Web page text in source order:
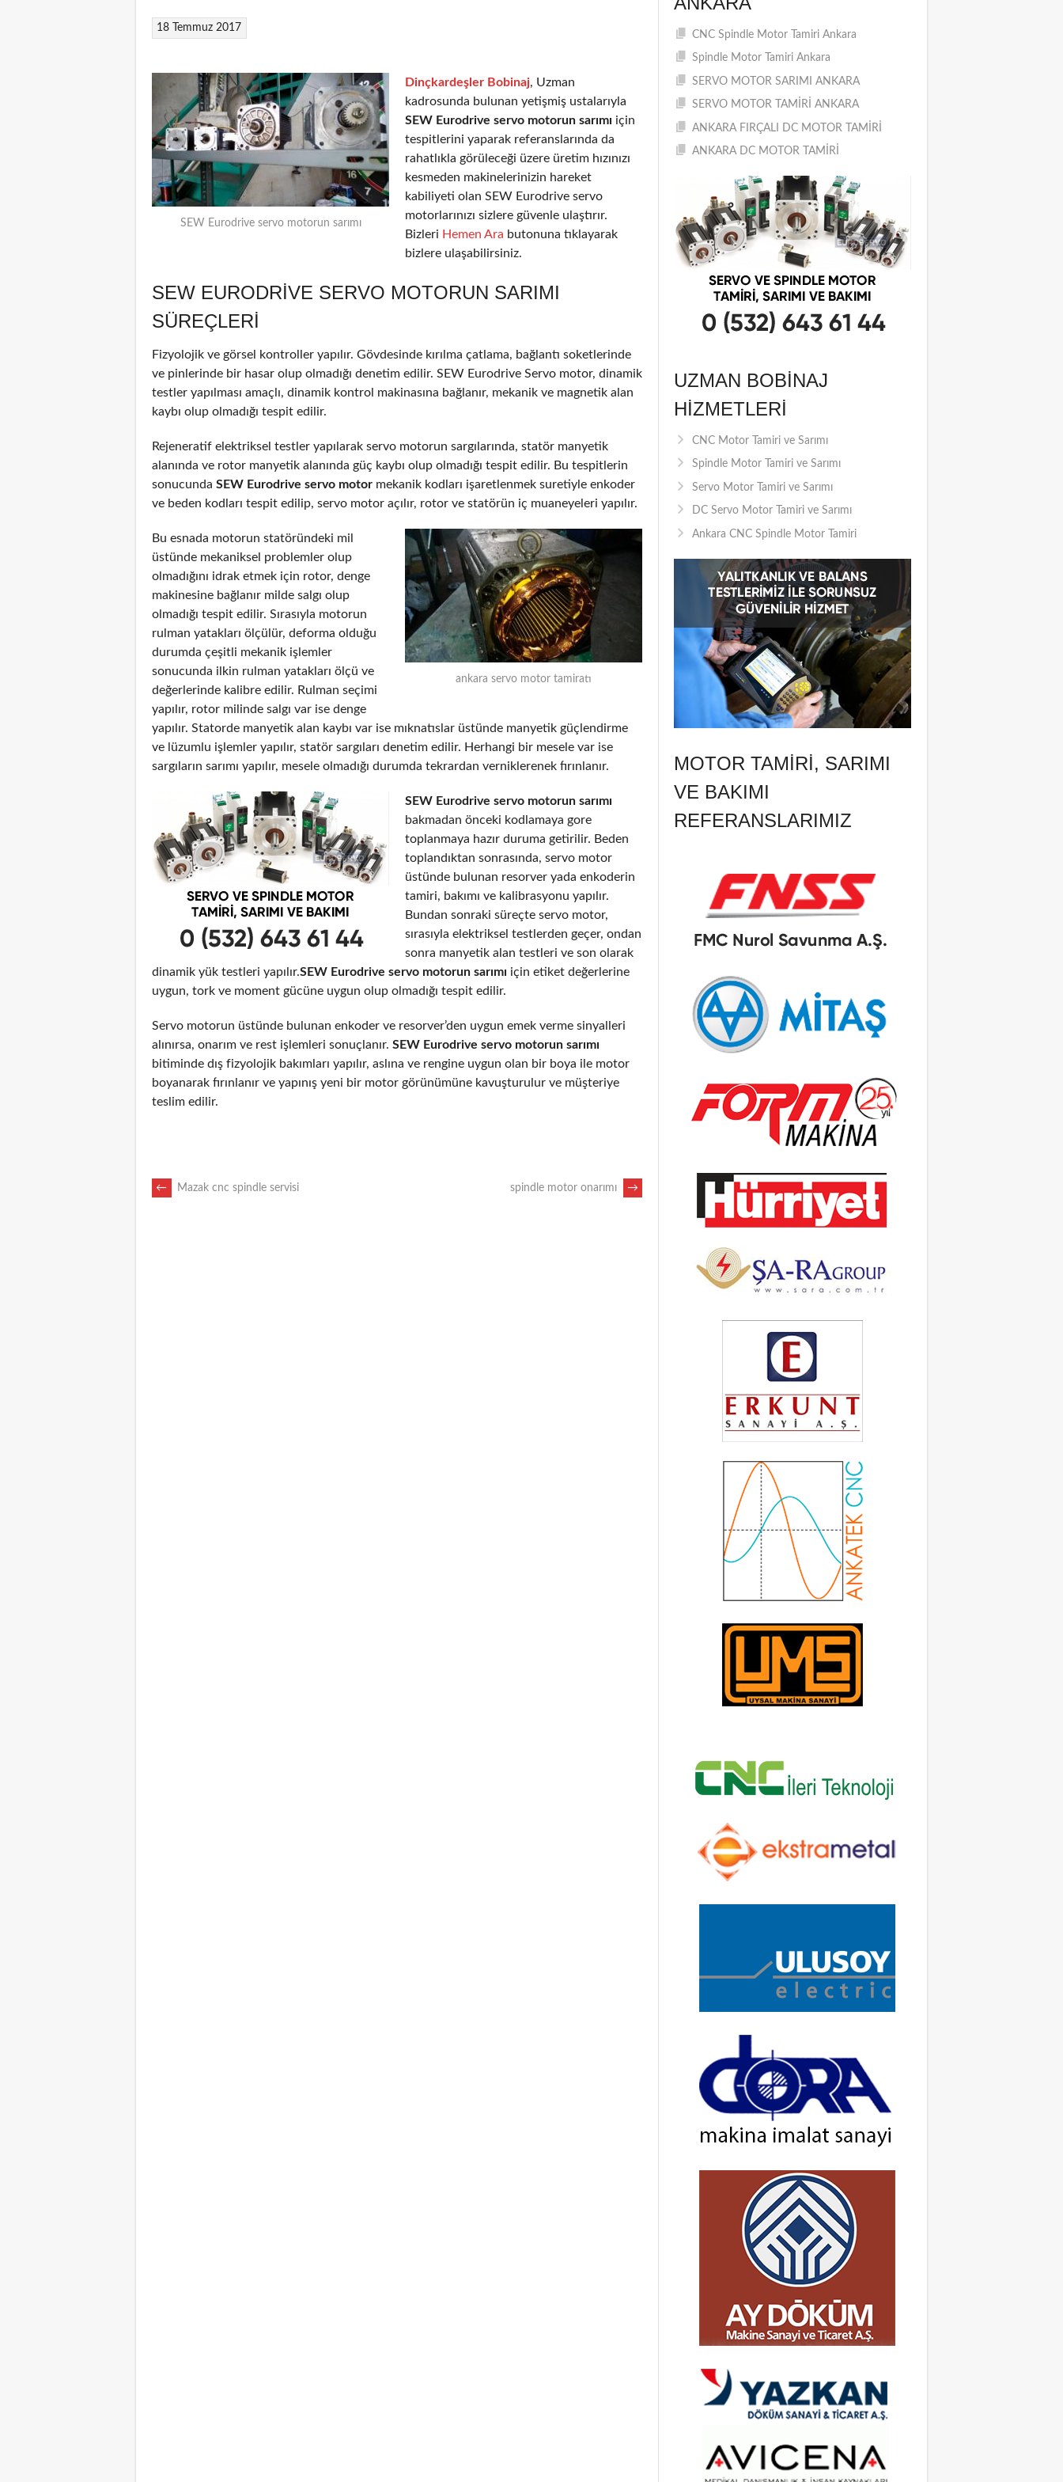
18 Temmuz 2017
SEW Eurodrive servo motorun sarımı
Dinçkardeşler Bobinaj, Uzman
kadrosunda bulunan yetişmiş ustalarıyla
SEW Eurodrive servo motorun sarımı için
tespitlerini yaparak referanslarında da
rahatlıkla görüleceği üzere üretim hızınızı
kesmeden makinelerinizin hareket
kabiliyeti olan SEW Eurodrive servo
motorlarınızı sizlere güvenle ulaştırır.
Bizleri Hemen Ara butonuna tıklayarak
bizlere ulaşabilirsiniz.
SEW EURODRIVE SERVO MOTORUN SARIMI
SÜREÇLERI
Fizyolojik ve görsel kontroller yapılır. Gövdesinde kırılma çatlama, bağlantı soketlerinde
ve pinlerinde bir hasar olup olmadığı denetim edilir. SEW Eurodrive Servo motor, dinamik
testler yapılması amaçlı, dinamik kontrol makinasına bağlanır, mekanik ve magnetik alan
kaybı olup olmadığı tespit edilir.
Rejeneratif elektriksel testler yapılarak servo motorun sargılarında, statör manyetik
alanında ve rotor manyetik alanında güç kaybı olup olmadığı tespit edilir. Bu tespitlerin
sonucunda SEW Eurodrive servo motor mekanik kodları işaretlenmek suretiyle enkoder
ve beden kodları tespit edilip, servo motor açılır, rotor ve statörün iç muaneyeleri yapılır.
ankara servo motor tamiratı
Bu esnada motorun statöründeki mil
üstünde mekaniksel problemler olup
olmadığını idrak etmek için rotor, denge
makinesine bağlanır milde salgı olup
olmadığı tespit edilir. Sırasıyla motorun
rulman yatakları ölçülür, deforma olduğu
durumda çeşitli mekanik işlemler
sonucunda ilkin rulman yatakları ölçü ve
değerlerinde kalibre edilir. Rulman seçimi
yapılır, rotor milinde salgı var ise denge
yapılır. Statorde manyetik alan kaybı var ise mıknatıslar üstünde manyetik güçlendirme
ve lüzumlu işlemler yapılır, statör sargıları denetim edilir. Herhangi bir mesele var ise
sargıların sarımı yapılır, mesele olmadığı durumda tekrardan verniklerenek fırınlanır.
SEW Eurodrive servo motorun sarımı
bakmadan önceki kodlamaya gore
toplanmaya hazır duruma getirilir. Beden
toplandıktan sonrasında, servo motor
üstünde bulunan resorver yada enkoderin
tamiri, bakımı ve kalibrasyonu yapılır.
Bundan sonraki süreçte servo motor,
sırasıyla elektriksel testlerden geçer, ondan
sonra manyetik alan testleri ve son olarak
dinamik yük testleri yapılır.SEW Eurodrive servo motorun sarımı için etiket değerlerine
uygun, tork ve moment gücüne uygun olup olmadığı tespit edilir.
Servo motorun üstünde bulunan enkoder ve resorver’den uygun emek verme sinyalleri
alınırsa, onarım ve rest işlemleri sonuçlanır. SEW Eurodrive servo motorun sarımı
bitiminde dış fizyolojik bakımları yapılır, aslına ve rengine uygun olan bir boya ile motor
boyanarak fırınlanır ve yapınış yeni bir motor görünümüne kavuşturulur ve müşteriye
teslim edilir.
POST
← Mazak cnc spindle servisi spindle motor onarımı →
CNC Spindle Motor Tamiri Ankara
Spindle Motor Tamiri Ankara
SERVO MOTOR SARIMI ANKARA
SERVO MOTOR TAMİRİ ANKARA
ANKARA FIRÇALI DC MOTOR TAMİRİ
ANKARA DC MOTOR TAMİRİ
UZMAN BOBINAJ
HIZMETLERI
CNC Motor Tamiri ve Sarımı
Spindle Motor Tamiri ve Sarımı
Servo Motor Tamiri ve Sarımı
DC Servo Motor Tamiri ve Sarımı
Ankara CNC Spindle Motor Tamiri
MOTOR TAMIRI, SARIMI
VE BAKIMI
REFERANSLARIMIZ